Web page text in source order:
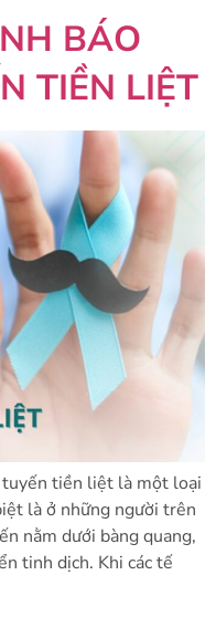
BÁO
TIỀN LIỆT
tiền liệt là một loại
là ở những người trên
nằm dưới bàng quang,
tinh dịch. Khi các tế